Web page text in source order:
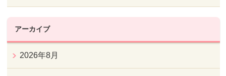
アーカイブ
2026年8月